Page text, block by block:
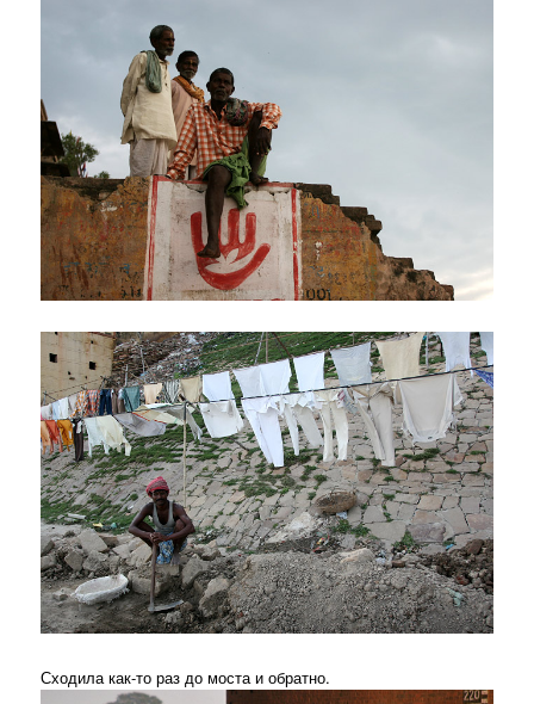
Сходила как-то раз до моста и обратно.